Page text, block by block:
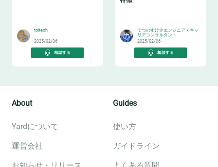
toitech
2025/02/06
相談する
てつのすけ＠エンジニアｘキャ
リアコンサルタント
2025/02/06
相談する
About
Yardについて
運営会社
Guides
使い方
ガイドライン